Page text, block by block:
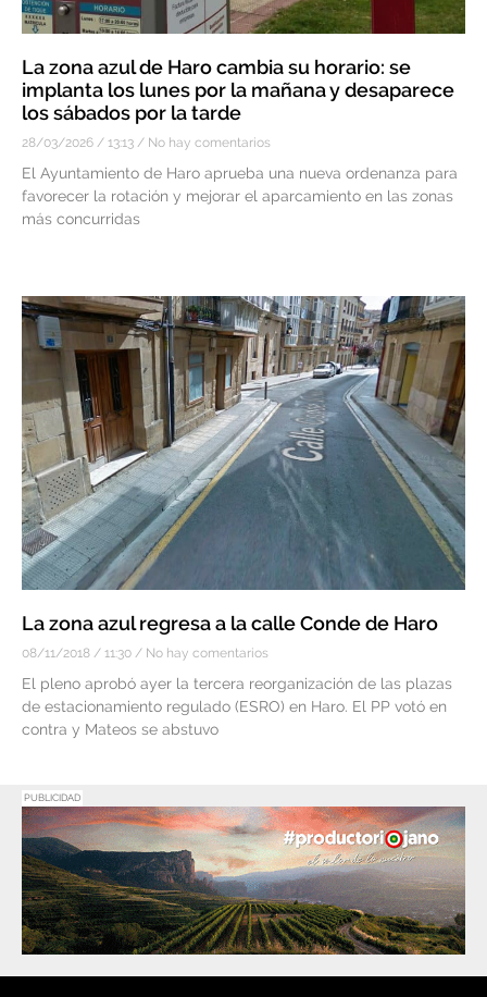
La zona azul de Haro cambia su horario: se
implanta los lunes por la mañana y desaparece
los sábados por la tarde
28/03/2026 13:13 No hay comentarios
El Ayuntamiento de Haro aprueba una nueva ordenanza para
favorecer la rotación y mejorar el aparcamiento en las zonas
más concurridas
La zona azul regresa a la calle Conde de Haro
08/11/2018 11:30 No hay comentarios
El pleno aprobó ayer la tercera reorganización de las plazas
de estacionamiento regulado (ESRO) en Haro. El PP votó en
contra y Mateos se abstuvo
PUBLICIDAD